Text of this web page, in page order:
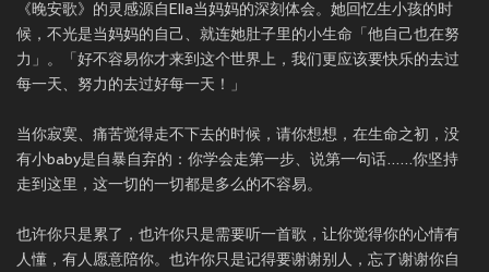
《晚安歌》的灵感源自Ella当妈妈的深刻体会。她回忆生小孩的时
候，不光是当妈妈的自己、就连她肚子里的小生命「他自己也在努
力」。「好不容易你才来到这个世界上，我们更应该要快乐的去过
每一天、努力的去过好每一天！」
当你寂寞、痛苦觉得走不下去的时候，请你想想，在生命之初，没
有小baby是自暴自弃的：你学会走第一步、说第一句话......你坚持
走到这里，这一切的一切都是多么的不容易。
也许你只是累了，也许你只是需要听一首歌，让你觉得你的心情有
人懂，有人愿意陪你。也许你只是记得要谢谢别人，忘了谢谢你自